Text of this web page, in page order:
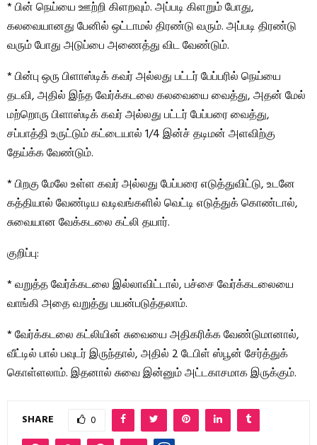
* பின் நெய்யை ஊற்றி கிளறவும். அப்படி கிளறும் போது,
கலவையானது பேனில் ஒட்டாமல் திரண்டு வரும். அப்படி திரண்டு
வரும் போது அடுப்பை அணைத்து விட வேண்டும்.
* பின்பு ஒரு பிளாஸ்டிக் கவர் அல்லது பட்டர் பேப்பரில் நெய்யை
தடவி, அதில் இந்த வேர்க்கடலை கலவையை வைத்து, அதன் மேல்
மற்றொரு பிளாஸ்டிக் கவர் அல்லது பட்டர் பேப்பரை வைத்து,
சப்பாத்தி உருட்டும் கட்டையால் 1/4 இன்ச் தடிமன் அளவிற்கு
தேய்க்க வேண்டும்.
* பிறகு மேலே உள்ள கவர் அல்லது பேப்பரை எடுத்துவிட்டு, உடனே
கத்தியால் வேண்டிய வடிவங்களில் வெட்டி எடுத்துக் கொண்டால்,
சுவையான வேக்கடலை கட்லி தயார்.
குறிப்பு:
* வறுத்த வேர்க்கடலை இல்லாவிட்டால், பச்சை வேர்க்கடலையை
வாங்கி அதை வறுத்து பயன்படுத்தலாம்.
* வேர்க்கடலை கட்லியின் சுவையை அதிகரிக்க வேண்டுமானால்,
வீட்டில் பால் பவுடர் இருந்தால், அதில் 2 டேபிள் ஸ்பூன் சேர்த்துக்
கொள்ளலாம். இதனால் சுவை இன்னும் அட்டகாசமாக இருக்கும்.
SHARE 0